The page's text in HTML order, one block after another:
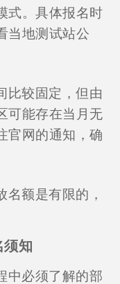
式。具体报名时
当地测试站公
比较固定，但由
可能存在当月无
官网的通知，确
名额是有限的，
须知
中必须了解的部